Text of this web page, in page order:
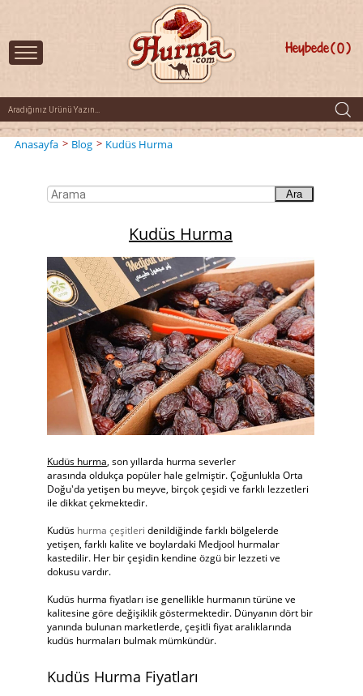
0
Heybede
Anasayfa > Blog > Kudüs Hurma
Ara
Kudüs Hurma
Kudüs hurma, son yıllarda hurma severler
arasında oldukça popüler hale gelmiştir. Çoğunlukla Orta
Doğu'da yetişen bu meyve, birçok çeşidi ve farklı lezzetleri
ile dikkat çekmektedir.
Kudüs hurma çeşitleri denildiğinde farklı bölgelerde
yetişen, farklı kalite ve boylardaki Medjool hurmalar
kastedilir. Her bir çeşidin kendine özgü bir lezzeti ve
dokusu vardır.
Kudüs hurma fiyatları ise genellikle hurmanın türüne ve
kalitesine göre değişiklik göstermektedir. Dünyanın dört bir
yanında bulunan marketlerde, çeşitli fiyat aralıklarında
kudüs hurmaları bulmak mümkündür.
Kudüs Hurma Fiyatları